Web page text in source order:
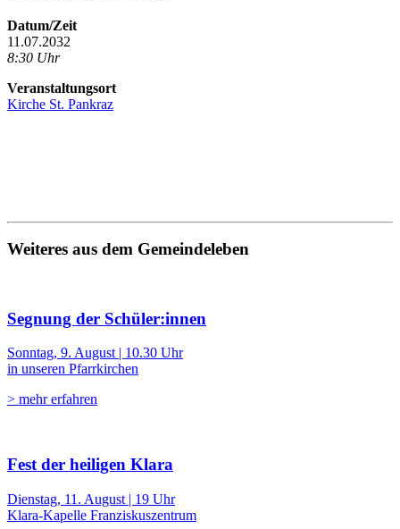
Datum/Zeit
11.07.2032
8:30 Uhr
Veranstaltungsort
Kirche St. Pankraz
Weiteres aus dem Gemeindeleben
Segnung der Schüler:innen
Sonntag, 9. August | 10.30 Uhr
in unseren Pfarrkirchen
> mehr erfahren
Fest der heiligen Klara
Dienstag, 11. August | 19 Uhr
Klara-Kapelle Franziskuszentrum